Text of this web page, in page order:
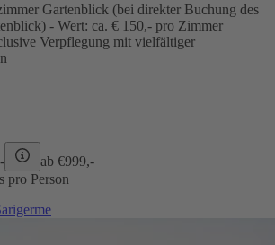
Gartenblick (bei direkter Buchung des
- Wert: ca. € 150,- pro Zimmer
Verpflegung mit vielfältiger
ab €999,-
pro Person